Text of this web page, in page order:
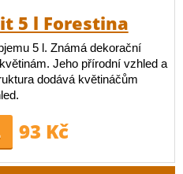
5 l Forestina
5 l. Známá dekorační
Jeho přírodní vzhled a
dodává květináčům
93 Kč